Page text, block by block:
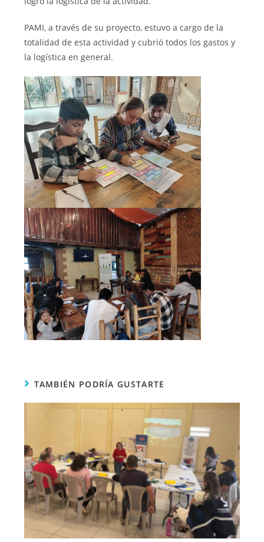
PAMI, a través de su proyecto, estuvo a cargo de la
totalidad de esta actividad y cubrió todos los gastos y
la logística en general.
TAMBIÉN PODRÍA GUSTARTE